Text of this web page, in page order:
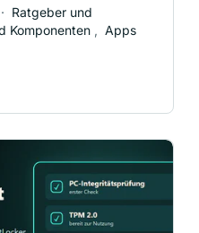
· Ratgeber und
Komponenten , Apps